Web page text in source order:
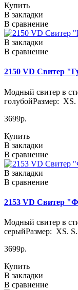
Купить
В закладки
В сравнение
В закладки
В сравнение
2150 VD Свитер
Модный свитер в
голубойРазмер:
3699р.
Купить
В закладки
В сравнение
В закладки
В сравнение
2153 VD Свитер
Модный свитер в
серыйРазмер: XS.
3699р.
Купить
В закладки
В сравнение